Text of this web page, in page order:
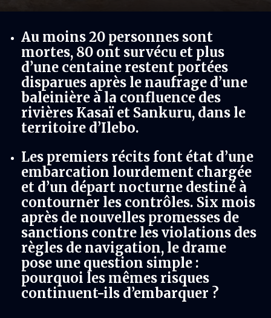
Au moins 20 personnes sont
mortes, 80 ont survécu et plus
d’une centaine restent portées
disparues après le naufrage d’une
baleinière à la confluence des
rivières Kasaï et Sankuru, dans le
territoire d’Ilebo.
Les premiers récits font état d’une
embarcation lourdement chargée
et d’un départ nocturne destiné à
contourner les contrôles. Six mois
après de nouvelles promesses de
sanctions contre les violations des
règles de navigation, le drame
pose une question simple :
pourquoi les mêmes risques
continuent-ils d’embarquer ?